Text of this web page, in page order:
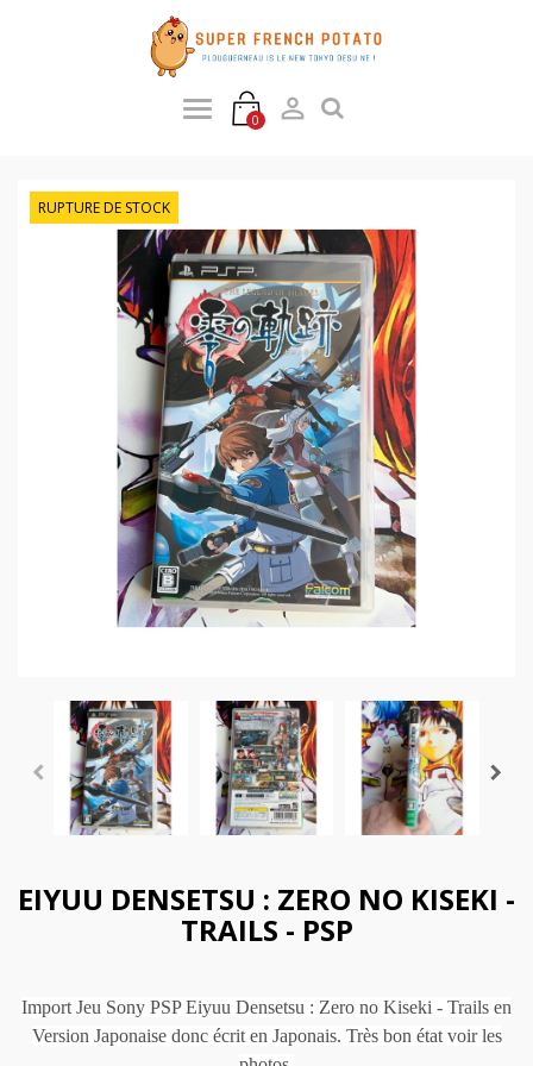
0 
RUPTURE DE STOCK
EIYUU DENSETSU : ZERO NO KISEKI -
TRAILS - PSP
Import Jeu Sony PSP Eiyuu Densetsu : Zero no Kiseki - Trails en
Version Japonaise donc écrit en Japonais. Très bon état voir les